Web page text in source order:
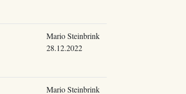
Mario Steinbrink
28.12.2022
Mario Steinbrink